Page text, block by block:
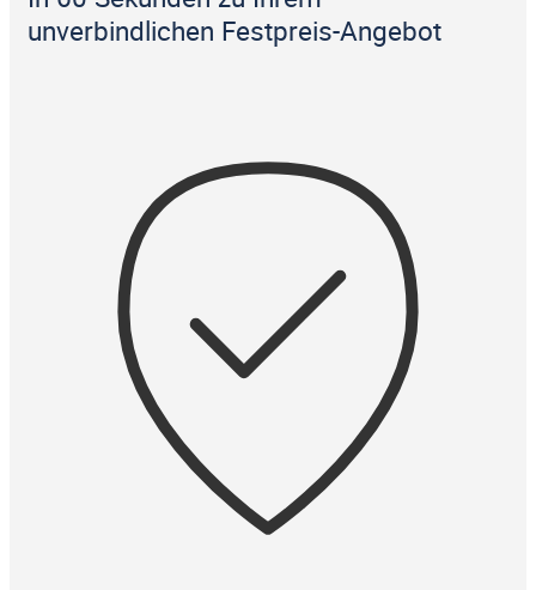
unverbindlichen Festpreis-Angebot